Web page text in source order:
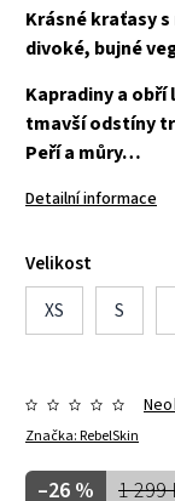
Krásné kraťasy
divoké, bujné
Kapradiny a
tmavší odstíny
Peří a můry…
Detailní informace
Velikost
XS
S
Značka:RebelSkin
1 299
–26 %